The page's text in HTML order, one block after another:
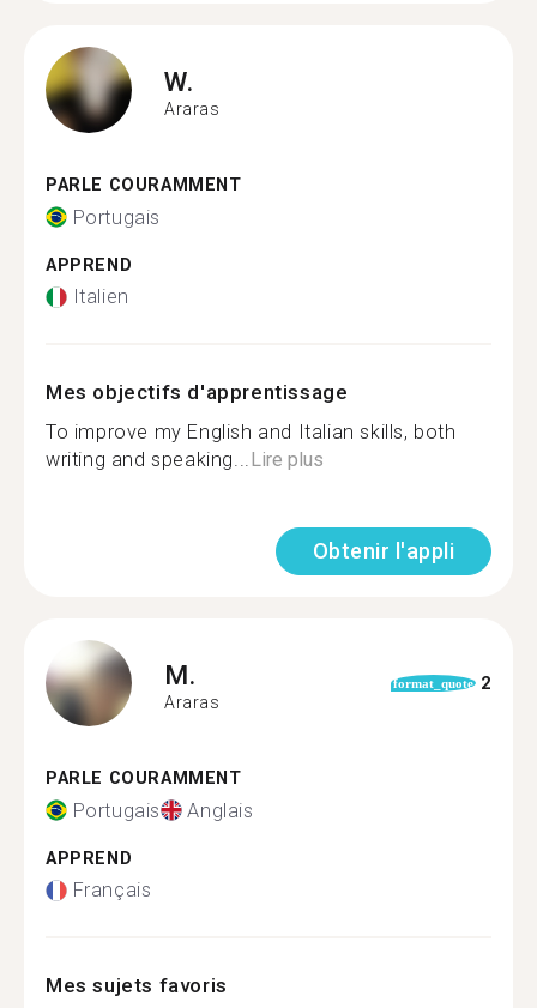
W.
Araras
PARLE COURAMMENT
Portugais
APPREND
Italien
Mes objectifs d'apprentissage
To improve my English and Italian skills, both
writing and speaking...Lire plus
Obtenir l'appli
M.
Araras
format_quote 2
PARLE COURAMMENT
Portugais Anglais
APPREND
Français
Mes sujets favoris